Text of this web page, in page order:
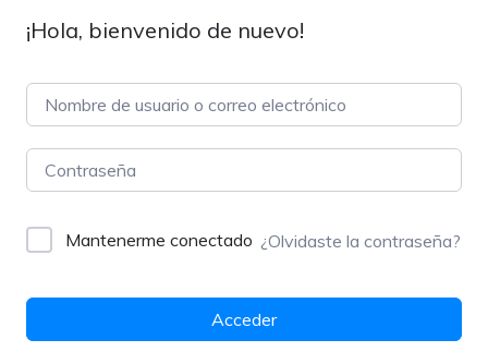
Contabilidad
Desarrollo Organizacional
¡Hola, bienvenido de nuevo!
Mantenerme conectado ¿Olvidaste la contraseña?
Acceder